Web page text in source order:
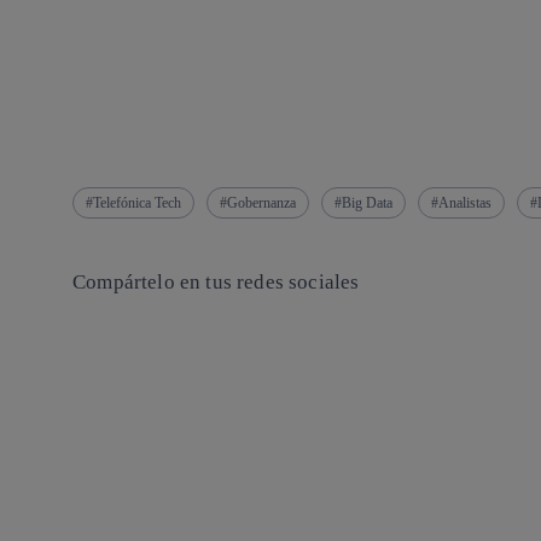
Telefónica Tech Gobernanza Big Data Analistas
Compártelo en tus redes sociales